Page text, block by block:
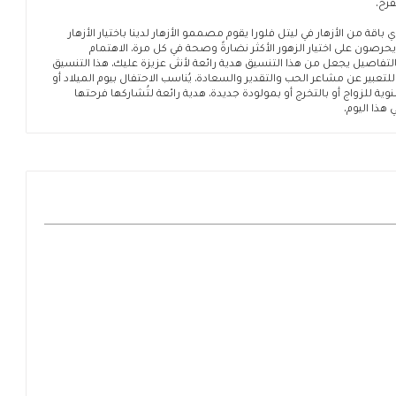
من الأزهار في ليتل فلورا يقوم مصممو الأزهار لدينا باختيار الأزهار
على اختيار الزهور الأكثر نضارةً وصحة في كل مرة. الاهتمام
يجعل من هذا التنسيق هدية رائعة لأنثى عزيزة عليك. هذا التنسيق
للتعبير عن مشاعر الحب والتقدير والسعادة. يُناسب الاحتفال بيوم الميلاد أو
للزواج أو بالتخرج أو بمولودة جديدة. هدية رائعة لتُشاركها فرحتها
هذا اليوم.